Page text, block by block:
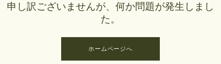
申し訳ございませんが、何か問題が発生しまし
た。
ホームページへ